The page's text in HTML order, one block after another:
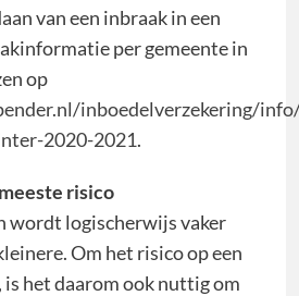
van een inbraak in een
per gemeente in
op
inboedelverzekering/
2020-2021.
risico
wordt logischerwijs vaker
Om het risico op een
is het daarom ook nuttig om